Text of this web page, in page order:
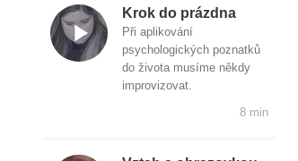
Krok do prázdna
Při aplikování
psychologických poznatků
do života musíme někdy
improvizovat.
8 min